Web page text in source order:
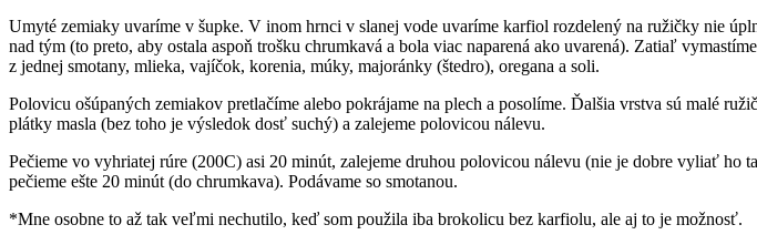
Umyté zemiaky uvaríme v šupke. V inom hrnci v slanej vode uvaríme karfiol rozdelený na ružičky nie
nad tým (to preto, aby ostala aspoň trošku chrumkavá a bola viac naparená ako uvarená). Zatiaľ
z jednej smotany, mlieka, vajíčok, korenia, múky, majoránky (štedro), oregana a soli.
Polovicu ošúpaných zemiakov pretlačíme alebo pokrájame na plech a posolíme. Ďalšia vrstva sú malé
plátky masla (bez toho je výsledok dosť suchý) a zalejeme polovicou nálevu.
Pečieme vo vyhriatej rúre (200C) asi 20 minút, zalejeme druhou polovicou nálevu (nie je dobre vyliať ho
pečieme ešte 20 minút (do chrumkava). Podávame so smotanou.
*Mne osobne to až tak veľmi nechutilo, keď som použila iba brokolicu bez karfiolu, ale aj to je možnosť.